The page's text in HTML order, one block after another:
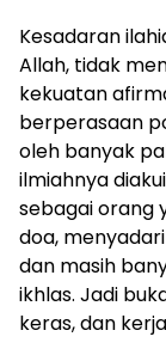
Kesadaran
Allah, tidak
kekuatan
berperasaan
oleh banyak
ilmiahnya
sebagai orang
doa,
dan masih
ikhlas. Jadi
keras, dan